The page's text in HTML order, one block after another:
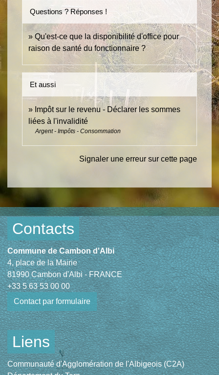
Questions ? Réponses !
Qu'est-ce que la disponibilité d'office pour
raison de santé du fonctionnaire ?
Et aussi
Impôt sur le revenu - Déclarer les sommes
liées à l'invalidité
Argent - Impôts - Consommation
Signaler une erreur sur cette page
Contacts
Commune de Cambon d'Albi
4, place de la Mairie
81990 Cambon d'Albi - FRANCE
+33 5 63 53 00 00
Contact par formulaire
Liens
Communauté d'Agglomération de l'Albigeois (C2A)